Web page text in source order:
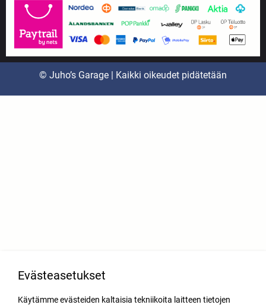
© Juho’s Garage | Kaikki oikeudet pidätetään
Evästeasetukset
Käytämme evästeiden kaltaisia tekniikoita laitteen tietojen